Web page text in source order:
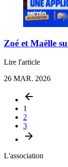
Zoé et Maëlle
Lire l'article
26 MAR. 2026
1
2
3
L'association